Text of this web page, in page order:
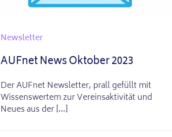
Newsletter
AUFnet News Oktober 2023
Der AUFnet Newsletter, prall gefüllt mit
Wissenswertem zur Vereinsaktivität und
Neues aus der […]